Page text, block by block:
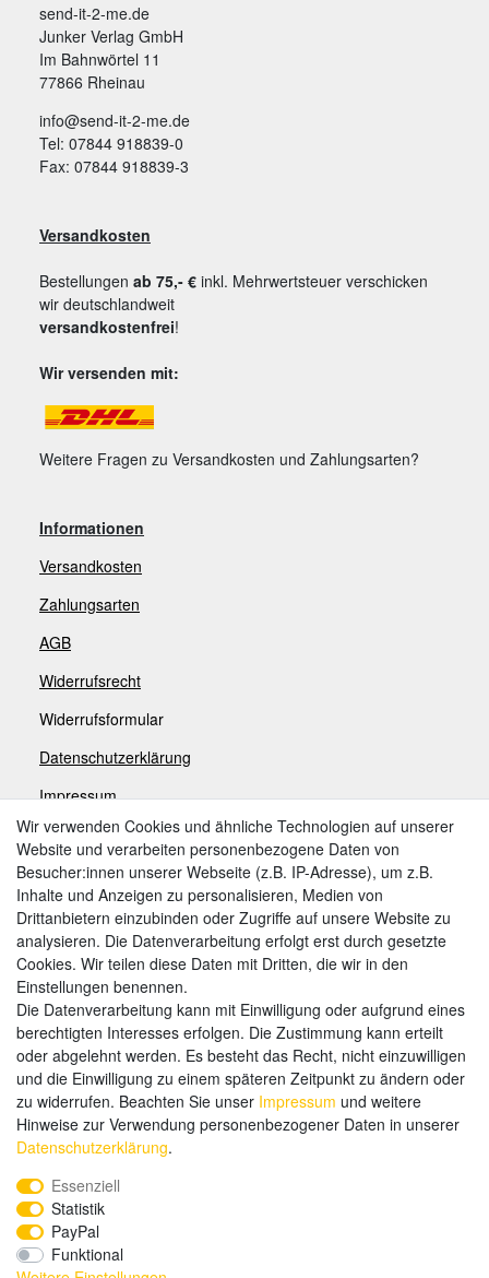
send-it-2-me.de
Junker Verlag GmbH
Im Bahnwörtel 11
77866 Rheinau
info@send-it-2-me.de
Tel: 07844 918839-0
Fax: 07844 918839-3
Versandkosten
Bestellungen ab 75,- € inkl. Mehrwertsteuer verschicken
wir deutschlandweit
versandkostenfrei!
Wir versenden mit:
Weitere Fragen zu Versandkosten und Zahlungsarten?
Informationen
Versandkosten
Zahlungsarten
AGB
Widerrufsrecht
Widerrufsformular
Datenschutzerklärung
Impressum
Zahlungsarten
Weitere Zahlungsarten:
Kauf auf Rechnung
Vorkasse
Hier sind wir
Wir verwenden Cookies und ähnliche Technologien auf unserer
Website und verarbeiten personenbezogene Daten von
Besucher:innen unserer Webseite (z.B. IP-Adresse), um z.B.
Inhalte und Anzeigen zu personalisieren, Medien von
Drittanbietern einzubinden oder Zugriffe auf unsere Website zu
analysieren. Die Datenverarbeitung erfolgt erst durch gesetzte
Cookies. Wir teilen diese Daten mit Dritten, die wir in den
Einstellungen benennen.
Die Datenverarbeitung kann mit Einwilligung oder aufgrund eines
berechtigten Interesses erfolgen. Die Zustimmung kann erteilt
oder abgelehnt werden. Es besteht das Recht, nicht einzuwilligen
und die Einwilligung zu einem späteren Zeitpunkt zu ändern oder
zu widerrufen. Beachten Sie unser Impressum und weitere
Hinweise zur Verwendung personenbezogener Daten in unserer
Daten­schutz­erklärung.
Essenziell
Statistik
PayPal
Funktional